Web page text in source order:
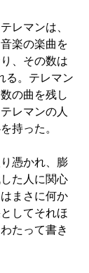
レマンは、
楽の楽曲を
、その数は
る。テレマン
の曲を残し
レマンの人
持った。
憑かれ、膨
た人に関心
まさに何か
してそれほ
たって書き